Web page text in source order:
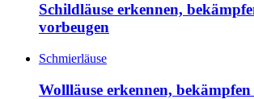
Schildläuse erkennen,
vorbeugen
Schmierläuse
Wollläuse erkennen,